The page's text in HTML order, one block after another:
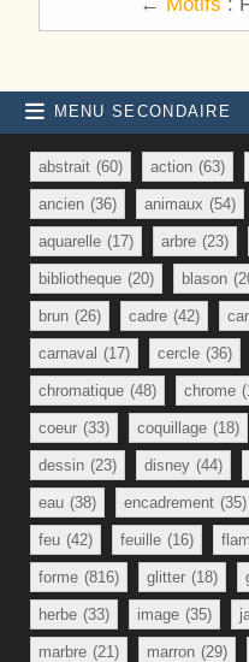
MENU SECONDAIRE
abstrait (60) action (63)
ancien (36) animaux (54)
aquarelle (17) arbre (23)
bibliotheque (20) blason
brun (26) cadre (42)
carnaval (17) cercle (36)
chromatique (48) chrome
coeur (33) coquillage (18)
dessin (23) disney (44)
eau (38) encadrement (35)
feu (42) feuille (16)
forme (816) glitter (18)
herbe (33) image (35)
marbre (21) marron (29)